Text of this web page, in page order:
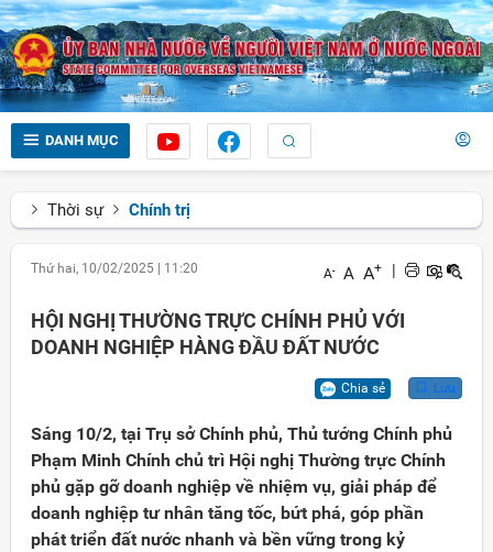
DANH MỤC
Thời sự Chính trị
Thứ hai, 10/02/2025 11:20 A- A A+ |
HỘI NGHỊ THƯỜNG TRỰC CHÍNH PHỦ VỚI
DOANH NGHIỆP HÀNG ĐẦU ĐẤT NƯỚC
Chia sẻ Lưu
Sáng 10/2, tại Trụ sở Chính phủ, Thủ tướng Chính phủ
Phạm Minh Chính chủ trì Hội nghị Thường trực Chính
phủ gặp gỡ doanh nghiệp về nhiệm vụ, giải pháp để
doanh nghiệp tư nhân tăng tốc, bứt phá, góp phần
phát triển đất nước nhanh và bền vững trong kỷ